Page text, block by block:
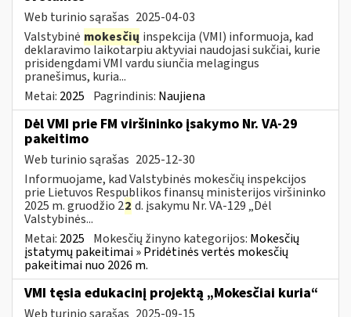
Web turinio sąrašas 2025-04-03
Valstybinė mokesčių inspekcija (VMI) informuoja, kad
deklaravimo laikotarpiu aktyviai naudojasi sukčiai, kurie
prisidengdami VMI vardu siunčia melagingus
pranešimus, kuria...
Metai: 2025 Pagrindinis: Naujiena
Dėl VMI prie FM viršininko įsakymo Nr. VA-29
pakeitimo
Web turinio sąrašas 2025-12-30
Informuojame, kad Valstybinės mokesčių inspekcijos
prie Lietuvos Respublikos finansų ministerijos viršininko
2025 m. gruodžio 22 d. įsakymu Nr. VA-129 „Dėl
Valstybinės...
Metai: 2025 Mokesčių žinyno kategorijos: Mokesčių
įstatymų pakeitimai » Pridėtinės vertės mokesčių
pakeitimai nuo 2026 m.
VMI tęsia edukacinį projektą „Mokesčiai kuria“
Web turinio sąrašas 2025-09-15